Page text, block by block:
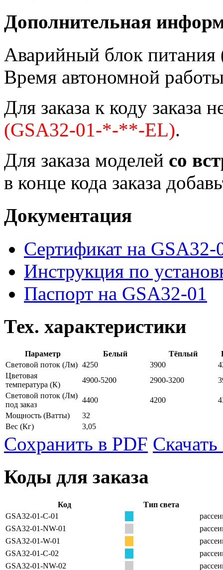
Дополнительная
Аварийный блок питания
Время автономной
Для заказа к коду
(GSA32-01-*-**-EL).
Для заказа моделей со
в конце кода заказа
Документация
Сертификат на GSA32-
Инструкция по
Паспорт на GSA32-01
Тех. характеристики
Параметр Белый Тёплый
Световой поток (Лм) 4250 3900
Цветовая
температура (К)
4900-5200 2900-3200
Световой поток (Лм)
под заказ
4400 4200
Мощность (Ватты)
32
Вес (Кг) 3,05
Сохранить в PDF
Коды для заказа
Код
Тип света
GSA32-01-C-01
GSA32-01-NW-01
GSA32-01-W-01
GSA32-01-C-02
GSA32-01-NW-02